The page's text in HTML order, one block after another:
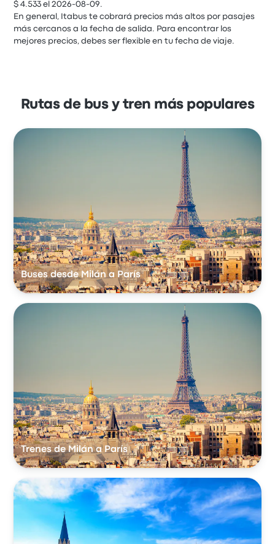
$ 4.533 el 2026-08-09.
En general, Itabus te cobrará precios más altos por pasajes
más cercanos a la fecha de salida. Para encontrar los
mejores precios, debes ser flexible en tu fecha de viaje.
Rutas de bus y tren más populares
Buses desde Milán a París
Trenes de Milán a París